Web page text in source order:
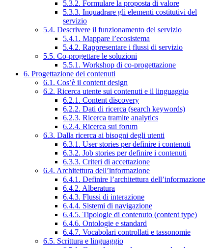
5.3.2. Formulare la proposta di valore
5.3.3. Inquadrare gli elementi costitutivi del
servizio
5.4. Descrivere il funzionamento del servizio
5.4.1. Mappare l’ecosistema
5.4.2. Rappresentare i flussi di servizio
5.5. Co-progettare le soluzioni
5.5.1. Workshop di co-progettazione
6. Progettazione dei contenuti
6.1. Cos’è il content design
6.2. Ricerca utente sui contenuti e il linguaggio
6.2.1. Content discovery
6.2.2. Dati di ricerca (search keywords)
6.2.3. Ricerca tramite analytics
6.2.4. Ricerca sui forum
6.3. Dalla ricerca ai bisogni degli utenti
6.3.1. User stories per definire i contenuti
6.3.2. Job stories per definire i contenuti
6.3.3. Criteri di accettazione
6.4. Architettura dell’informazione
6.4.1. Definire l’architettura dell’informazione
6.4.2. Alberatura
6.4.3. Flussi di interazione
6.4.4. Sistemi di navigazione
6.4.5. Tipologie di contenuto (content type)
6.4.6. Ontologie e standard
6.4.7. Vocabolari controllati e tassonomie
6.5. Scrittura e linguaggio